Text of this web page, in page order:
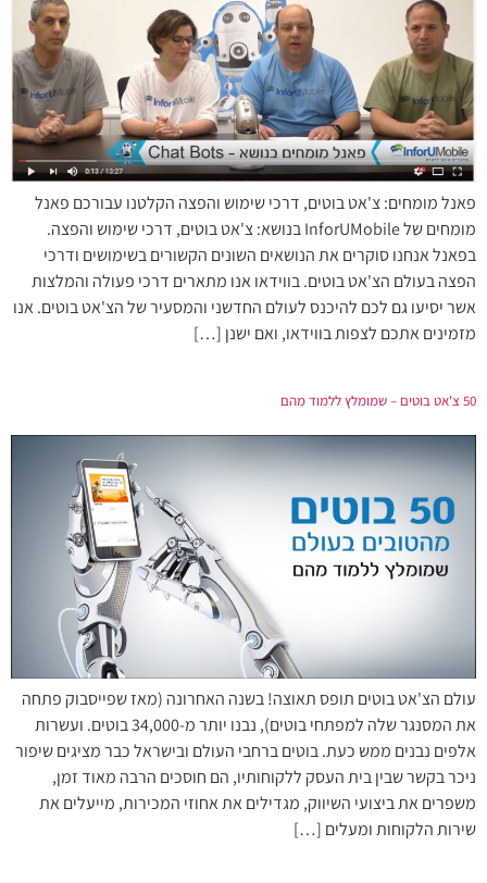
פאנל מומחים: צ'אט בוטים, דרכי שימוש והפצה הקלטנו עבורכם פאנל
מומחים של InforUMobile בנושא: צ'אט בוטים, דרכי שימוש והפצה.
בפאנל אנחנו סוקרים את הנושאים השונים הקשורים בשימושים ודרכי
הפצה בעולם הצ'אט בוטים. בווידאו אנו מתארים דרכי פעולה והמלצות
אשר יסיעו גם לכם להיכנס לעולם החדשני והמסעיר של הצ'אט בוטים. אנו
מזמינים אתכם לצפות בווידאו, ואם ישנן […]
50 צ'אט בוטים – שמומלץ ללמוד מהם
עולם הצ'אט בוטים תופס תאוצה! בשנה האחרונה (מאז שפייסבוק פתחה
את המסנגר שלה למפתחי בוטים), נבנו יותר מ-34,000 בוטים. ועשרות
אלפים נבנים ממש כעת. בוטים ברחבי העולם ובישראל כבר מציגים שיפור
ניכר בקשר שבין בית העסק ללקוחותיו, הם חוסכים הרבה מאוד זמן,
משפרים את ביצועי השיווק, מגדילים את אחוזי המכירות, מייעלים את
שירות הלקוחות ומעלים […]